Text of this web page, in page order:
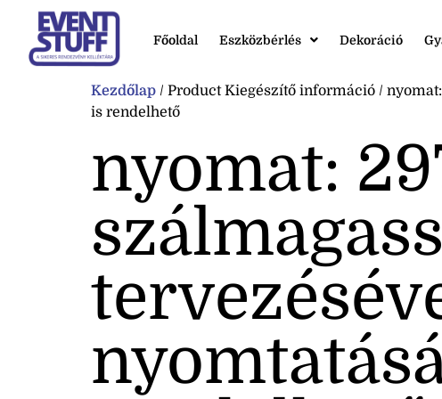
Főoldal Eszközbérlés Dekoráció
Kezdőlap / Product Kiegészítő információ /
is rendelhető
nyomat: